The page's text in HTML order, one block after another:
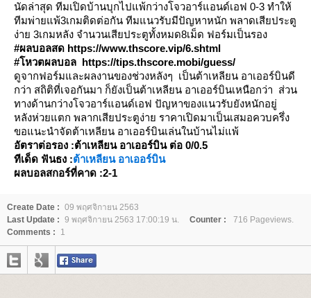
นัดล่าสุด ทีมเปิดบ้านบุกไปแพ้กว่างโจวอาร์แอนด์เอฟ 0-3 ทำให้
ทีมพ่ายแพ้3เกมติดต่อกัน ทีมแนวรับมีปัญหาหนัก พลาดเสียประตู
ง่าย 3เกมหลัง จำนวนเสียประตูทั้งหมด8เม็ด ฟอร์มเป็นรอง
#ผลบอลสด https://www.thscore.vip/6.shtml
#โหวตผลบอล https://tips.thscore.mobi/guess/
ดูจากฟอร์มและผลงานของช่วงหลังๆ เป็นต้าเหลียน อาเออร์บินดี
กว่า สถิติที่เจอกันมา ก็ยังเป็นต้าเหลียน อาเออร์บินเหนือกว่า ส่วน
ทางด้านกว่างโจวอาร์แอนด์เอฟ ปัญหาของแนวรับยังหนักอยู่
หลังห่วยแตก พลากเสียประตูง่าย ราคาเปิดมาเป็นเสมอควบครึ่ง
ขอแนะนำจัดต้าเหลียน อาเออร์บินเล่นในบ้านไม่แพ้
อัตราต่อรอง :ต้าเหลียน อาเออร์บิน ต่อ 0/0.5
ทีเด็ด ฟันธง :ต้าเหลียน อาเออร์บิน
ผลบอลสกอร์ที่คาด :2-1
Create Date : 09 พฤศจิกายน 2563
Last Update : 9 พฤศจิกายน 2563 17:00:19 น. Counter :
716 Pageviews.
Comments :
1